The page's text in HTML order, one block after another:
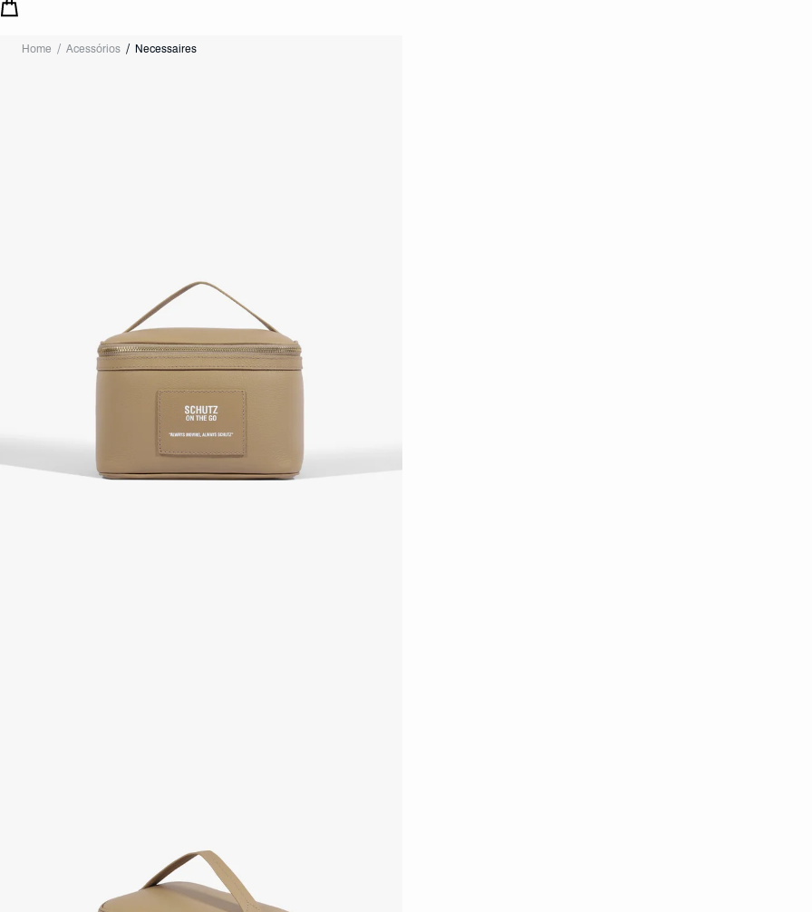
Home Acessórios Necessaires